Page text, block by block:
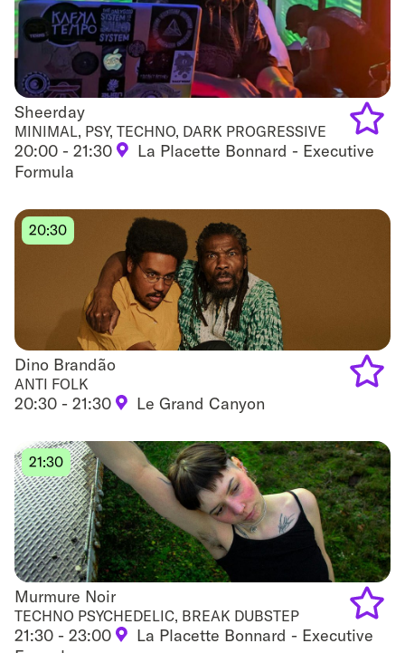
Sheerday
Sheerday
MINIMAL, PSY, TECHNO, DARK PROGRESSIVE
20:00 - 21:30
La Placette Bonnard - Executive
Formula
Add
Dino Brandão
Dino Brandão
ANTI FOLK
20:30 - 21:30 Le Grand Canyon
20:30
to
Murmure Noir
Murmure Noir
TECHNO PSYCHEDELIC, BREAK DUBSTEP
21:30 - 23:00
La Placette Bonnard - Executive
21:30
Add